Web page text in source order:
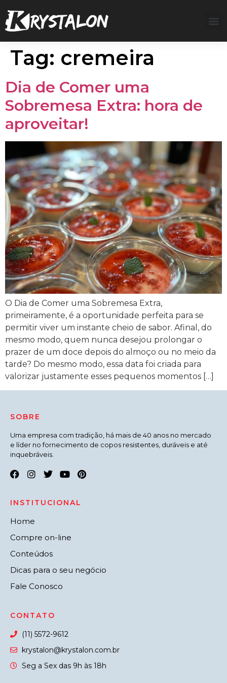
Tag: cremeira
Dia de Comer uma
Sobremesa Extra: hora de
aproveitar!
O Dia de Comer uma Sobremesa Extra,
primeiramente, é a oportunidade perfeita para se
permitir viver um instante cheio de sabor. Afinal, do
mesmo modo, quem nunca desejou prolongar o
prazer de um doce depois do almoço ou no meio da
tarde? Do mesmo modo, essa data foi criada para
valorizar justamente esses pequenos momentos […]
SOBRE
Uma empresa com tradição, há mais de 40 anos no mercado
e líder no fornecimento de copos resistentes, duráveis e até
inquebráveis.
INSTITUCIONAL
Home
Compre on-line
Conteúdos
Dicas para o seu negócio
Fale Conosco
CONTATO
(11) 5572-9612
krystalon@krystalon.com.br
Seg a Sex das 9h às 18h